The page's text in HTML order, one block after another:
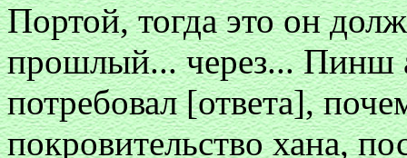
Портой, тогда это он
прошлый... через... Пинш
потребовал [ответа],
покровительство хана,